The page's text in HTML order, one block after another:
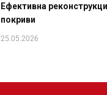
Ефективна
покриви
25.05.2026